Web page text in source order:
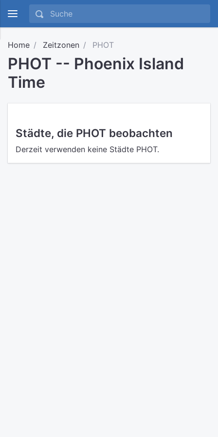
Home Zeitzonen PHOT
PHOT -- Phoenix Island
Time
Städte, die PHOT beobachten
Derzeit verwenden keine Städte PHOT.